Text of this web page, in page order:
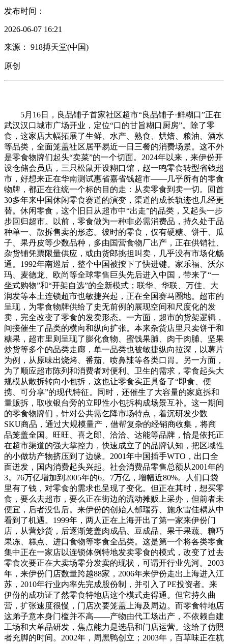
发布时间：
2026-06-07 16:21
来源： 918搏天堂(中国)
原创
5月16日，良品铺子首家社区超市“良品铺子·鲜糊口”正在
武汉汉口城市广场开业，定位“口的甘旨糊口厨房”。除了零
食，这家店大幅拓展了生鲜、水产、熟食、烘焙、粮油、酒水
等品类，全面笼盖社区居平易近一日三餐的消费场景。这不外
是零食物牌们起头“卖菜”的一个切面。2024年以来，来伊份开
设仓储会员店，三只松鼠开设糊口馆，赵一鸣零食转型省钱超
市，好想来正在华南测试惠省嘉省钱超市——几乎所有的零食
物牌，都正在往统一个标的目的走：从卖零食到卖一切。回首
30多年来中国休闲零食赛道的演变，渠道的成长轨迹也几经更
替。休闲零食，这个旧日从超市中“出走”的品类，又起头一步
步回归超市。以前，零食做为一种非必需消费品，持久处于品
种单一、散拆售卖的形态。彼时的零食，仅有硬糖、饼干、瓜
子、果丹皮等少数品种，多由国营食物厂出产，正在供销社、
杂货铺凭票限量供应，或由货郎挑担叫卖，几乎没有市场化畅
通。1992年南巡后，整个中国被按下了快进键。家乐福、沃尔
玛、麦德龙、欧尚等全球零售巨头先后进入中国，带来了“一
坐式购物”和“开架自选”的全新模式；联华、华联、万佳、大
润发等本土连锁超市也敏捷兴起，正在全国赛马圈地。超市的
呈现，为零食物牌供给了史无前例的展现空间和尺度化的发
卖，完全改变了零食的发卖形态。一方面，超市的货架逻辑，
间接催生了品类的横向和纵向扩张。本来杂货店里只卖饼干和
糖果，超市里则呈现了膨化食物、蜜饯果脯、肉干肉脯、坚果
炒货等多个的品类走廊，单一品类也被敏捷纵向拉深，以薯片
为例，从原味出烧烤、番茄、喷鼻辣等各类口胃。另一方面，
为了顺应超市陈列和消费者对便利、卫生的需求，零食起头大
规模从散拆转向小包拆，这也让零食实正具备了“即食、便
携、可分享”的现代特征。同时，还催生了大容量的家庭拆和
量贩拆，取收银台旁的立即性小包拆构成场景互补。这一期间
的零食物牌们，针对公共需乞降市场特点，着沉研发少数
SKU商品，通过大规模量产，借帮复杂的经销商收集，将商
品笼盖全国。旺旺、喜之郎、洽洽、达能等品牌，恰是依托正
在超市渠道的强大掌控力，快速成立了的品牌认知，把区域性
的小做坊产物挤压到了边缘。2001年中国插手WTO，出口全
面迸发，国内消费起头兴起。社会消费品零售总额从2001年的
3。76万亿增加到2005年的6。7万亿，增幅近80%。人们口袋
里有了钱，对零食的需求也呈现了变化。但正在其时，想买零
食，要么去超市，要么正在街边的流动摊贩上采办，但前者未
便宜，后者没售后。来伊份的创始人郁瑞芬、施永雷佳耦从中
看到了机遇。1999年，两人正在上海开出了第一家来伊份门
店，从营炒货，后逐渐笼盖肉成品、豆成品、果干果蔬、糖巧
果冻、糕点、进口食物等零食全品类。这是第一个将各类零食
集中正在一家店以连锁体例特地发卖零食的模式，改变了过去
零食次要正在大卖场零分发卖的现状，可谓开行业先河。2003
年，来伊份门店数量跨越88家，2006年来伊份走出上海进入江
苏，2010年行业内率先完成股份制，并引入了PE投资者。来
伊份的成功证了然零食特地店这个模式走得通。但它持久曲
营，扩张速度很慢，门店次要笼盖上海及周边。而零食特地店
这弟子意本身门槛并不高——产物由代工场出产，不依赖自建
工场和大单品研发，焦点能力是选品和门店运营。这给了仿照
者充脚的时间。2002年，周黑鸭创立；2003年，百草味正在杭